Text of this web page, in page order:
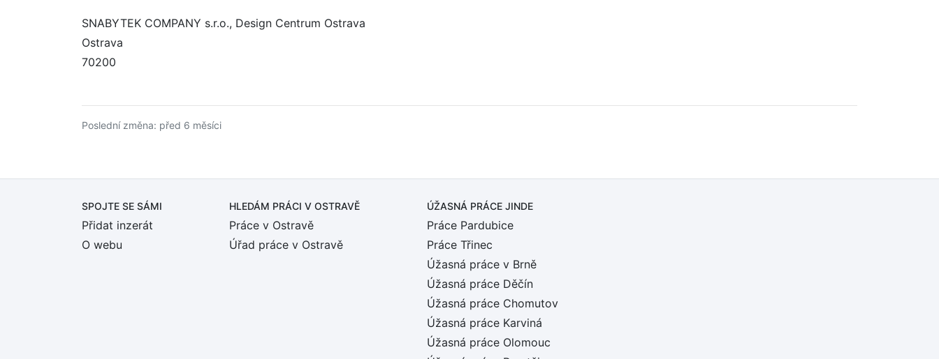
SNABYTEK COMPANY s.r.o., Design Centrum Ostrava
Ostrava
70200
Poslední změna: před 6 měsíci
SPOJTE SE SÁMI
Přidat inzerát
O webu
HLEDÁM PRÁCI V OSTRAVĚ
Práce v Ostravě
Úřad práce v Ostravě
ÚŽASNÁ PRÁCE JINDE
Práce Pardubice
Práce Třinec
Úžasná práce v Brně
Úžasná práce Děčín
Úžasná práce Chomutov
Úžasná práce Karviná
Úžasná práce Olomouc